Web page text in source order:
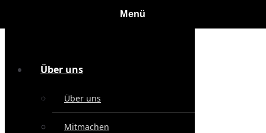
Über uns
Über uns
Mitmachen